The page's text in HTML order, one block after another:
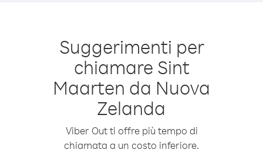
Suggerimenti per
chiamare Sint
Maarten da Nuova
Zelanda
Viber Out ti offre più tempo di
chiamata a un costo inferiore.